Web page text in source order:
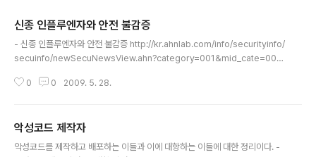
신종 인플루엔자와 안전 불감증
- 신종 인플루엔자와 안전 불감증 http://kr.ahnlab.com/info/securityinfo/
secuinfo/newSecuNewsView.ahn?category=001&mid_cate=001
0 0 2009. 5. 28.
악성코드 제작자
악성코드를 제작하고 배포하는 이들과 이에 대항하는 이들에 대한 정리이다. -